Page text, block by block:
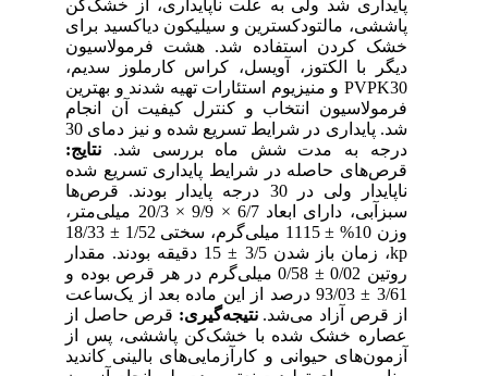
پایداری شد ولی به علت ناپایداری، از خشک‌کن
پاششی، مالتودکسترین و سیلیکون دیاکسید برای
خشک کردن استفاده شد. هشت فرمولاسیون
دیگر با الکتوز، آویسل، کراس کارملوز سدیم،
PVPK30 و منیزیوم استئارات تهیه شدند و بهترین
فرمولاسیون انتخاب و کنترل کیفیت آن انجام
شد. پایداری در شرایط تسریع شده و نیز دمای 30
درجه به مدت شش ماه بررسی شد.نتایج:
قرص‌های حاصله در شرایط پایداری تسریع شده
ناپایدار ولی در 30 درجه پایدار بودند. قرص‌ها
سبزآبی، دارای ابعاد 6/7 × 9/9 × 20/3 میلی‌متر،
وزن 10% ± 1115 میلی‌گرم، سختی 1/52 ± 18/33
kp، زمان باز شدن 3/5 ± 15 دقیقه بودند. مقدار
روتین 0/02 ± 0/58 میلی‌گرم در هر قرص بوده و
3/61 ± 93/03 درصد از این ماده بعد از یک‌ساعت
از قرص آزاد می‌شد.نتیجه‌گیری:قرص حاصل از
عصاره خشک شده با خشک‌کن پاششی، پس از
آزمون‌های حیوانی و کارآزمایی‌های بالینی کاندید